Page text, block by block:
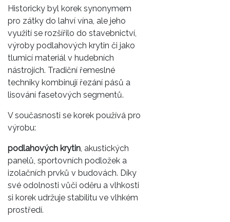
Historicky byl korek synonymem
pro zátky do lahví vína, ale jeho
využití se rozšířilo do stavebnictví,
výroby podlahových krytin či jako
tlumicí materiál v hudebních
nástrojích. Tradiční řemeslné
techniky kombinují řezání pásů a
lisování fasetových segmentů.
V současnosti se korek používá pro
výrobu:
podlahových krytin, akustických
panelů, sportovních podložek a
izolačních prvků v budovách. Díky
své odolnosti vůči oděru a vlhkosti
si korek udržuje stabilitu ve vlhkém
prostředí.